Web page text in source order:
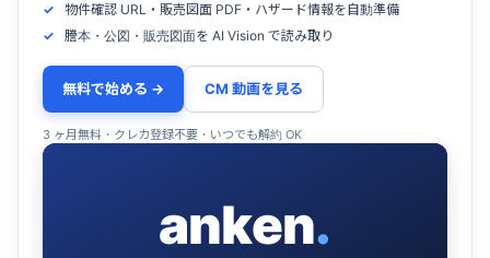
物件確認 URL・販売図面 PDF・ハザード情報を自動準備
謄本・公図・販売図面を AI Vision で読み取り
無料で始める → CM 動画を見る
3 ヶ月無料・クレカ登録不要・いつでも解約 OK
anken.